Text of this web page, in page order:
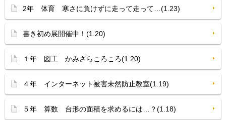
2年 体育 寒さに負けずに走って走って…(1.23)
書き初め展開催中！(1.20)
１年 図工 かみざらころころ(1.20)
４年 インターネット被害未然防止教室(1.19)
５年 算数 台形の面積を求めるには…？(1.18)